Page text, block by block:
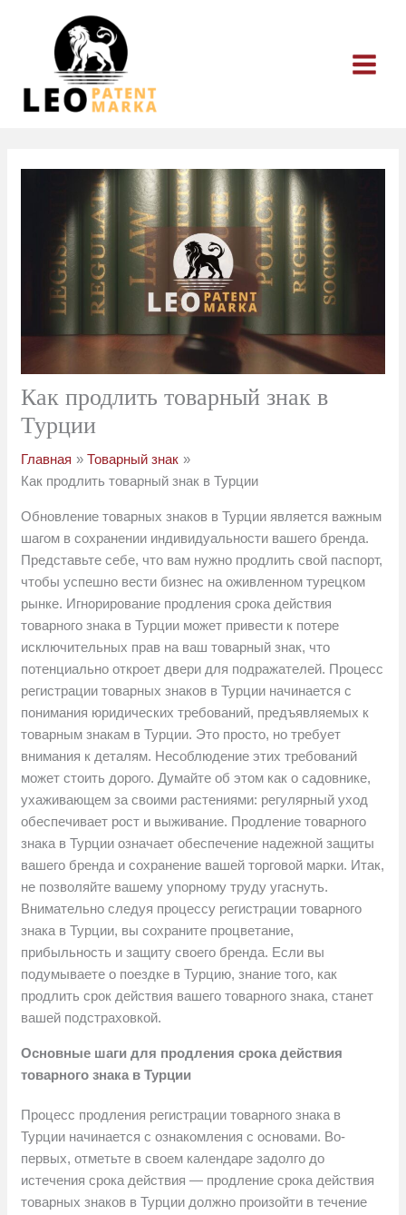
содержимому
Как продлить товарный знак в
Турции
Главная
Товарный знак
Как продлить товарный знак в Турции
Обновление товарных знаков в Турции является важным
шагом в сохранении индивидуальности вашего бренда.
Представьте себе, что вам нужно продлить свой паспорт,
чтобы успешно вести бизнес на оживленном турецком
рынке. Игнорирование продления срока действия
товарного знака в Турции может привести к потере
исключительных прав на ваш товарный знак, что
потенциально откроет двери для подражателей. Процесс
регистрации товарных знаков в Турции начинается с
понимания юридических требований, предъявляемых к
товарным знакам в Турции. Это просто, но требует
внимания к деталям. Несоблюдение этих требований
может стоить дорого. Думайте об этом как о садовнике,
ухаживающем за своими растениями: регулярный уход
обеспечивает рост и выживание. Продление товарного
знака в Турции означает обеспечение надежной защиты
вашего бренда и сохранение вашей торговой марки. Итак,
не позволяйте вашему упорному труду угаснуть.
Внимательно следуя процессу регистрации товарного
знака в Турции, вы сохраните процветание,
прибыльность и защиту своего бренда. Если вы
подумываете о поездке в Турцию, знание того, как
продлить срок действия вашего товарного знака, станет
вашей подстраховкой.
Основные шаги для продления срока действия
товарного знака в Турции
Процесс продления регистрации товарного знака в
Турции начинается с ознакомления с основами. Во-
первых, отметьте в своем календаре задолго до
истечения срока действия — продление срока действия
товарных знаков в Турции должно произойти в течение